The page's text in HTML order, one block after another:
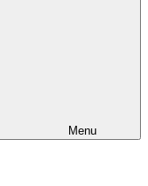
Menu